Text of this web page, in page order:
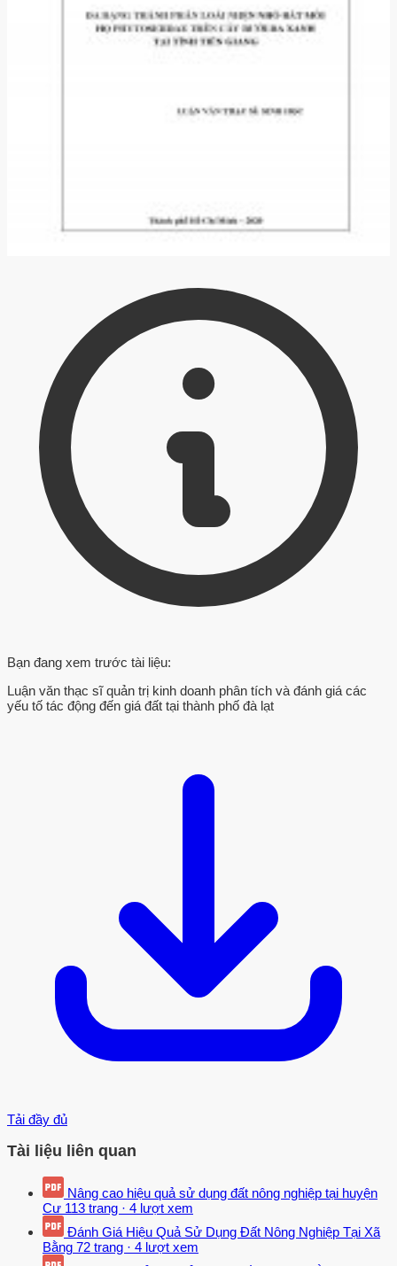
Bạn đang xem trước tài liệu:
Luận văn thạc sĩ quản trị kinh doanh phân tích và đánh giá các
yếu tố tác động đến giá đất tại thành phố đà lạt
Tải đầy đủ
Tài liệu liên quan
Nâng cao hiệu quả sử dụng đất nông nghiệp tại huyện
Cư 113 trang · 4 lượt xem
Đánh Giá Hiệu Quả Sử Dụng Đất Nông Nghiệp Tại Xã
Bằng 72 trang · 4 lượt xem